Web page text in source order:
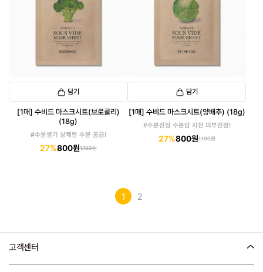
담기
[1매] 수비드 마스크시트(브로콜리)
(18g)
#수분생기 상쾌한 수분 공급!
27%800원1,100원
담기
[1매] 수비드 마스크시트(양배추) (18g)
#수분진정 수분담 지친 피부진정!
27%800원1,100원
1 2
고객센터